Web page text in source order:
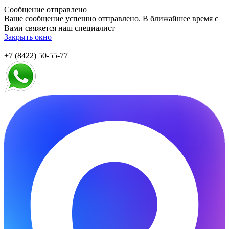
Сообщение отправлено
Ваше сообщение успешно отправлено. В ближайшее время с
Вами свяжется наш специалист
Закрыть окно
+7 (8422) 50-55-77